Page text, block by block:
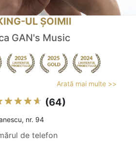
UL ȘOIMII
GAN's Music
Arată mai multe >>
(64)
nr. 94
de telefon